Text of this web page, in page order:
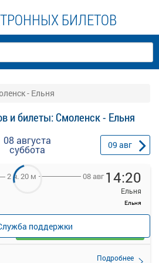
БИЛЕТОВ
- Ельня
и билеты: Смоленск - Ельня
08 августа
суббота 09 авг
2 ч. 20 м 08 авг 14:20
Ельня
Ельня
Подробнее
Выбрать
поддержки